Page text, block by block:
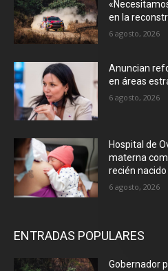
en la
6 agosto, 2026
Anuncian
en áreas
6 agosto, 2026
Hospital de
materna
recién nacido
6 agosto, 2026
ENTRADAS POPULARES
Gobernador